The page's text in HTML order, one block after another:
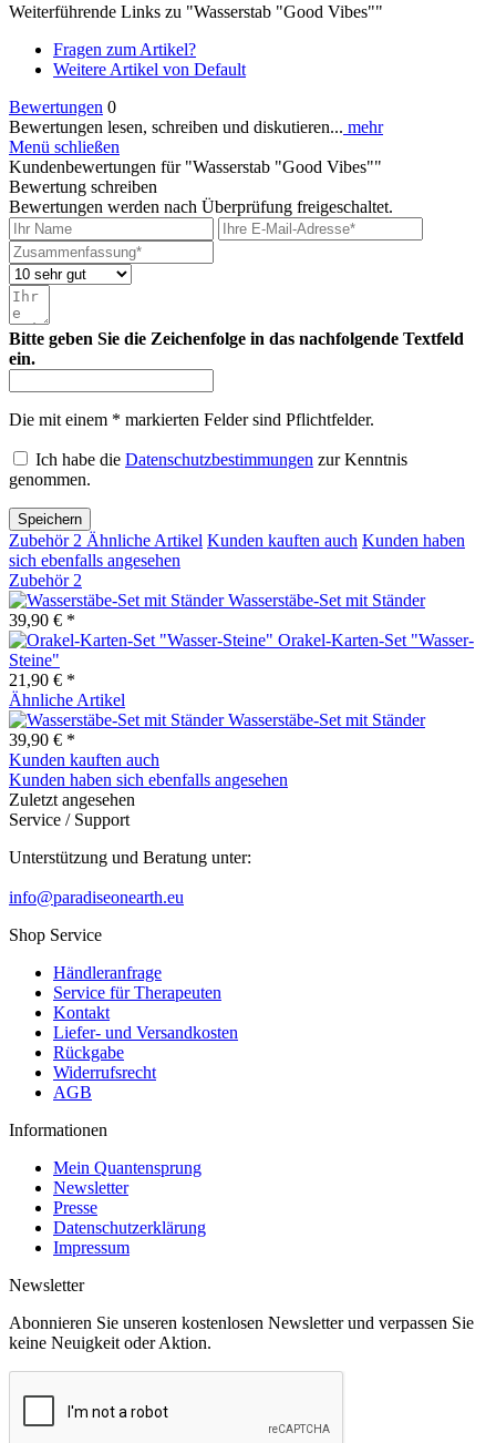
Weiterführende Links zu "Wasserstab "Good Vibes""
Fragen zum Artikel?
Weitere Artikel von Default
Bewertungen 0
Bewertungen lesen, schreiben und diskutieren... mehr
Menü schließen
Kundenbewertungen für "Wasserstab "Good Vibes""
Bewertung schreiben
Bewertungen werden nach Überprüfung freigeschaltet.
Bitte geben Sie die Zeichenfolge in das nachfolgende Textfeld
ein.
Die mit einem * markierten Felder sind Pflichtfelder.
Ich habe die Datenschutzbestimmungen zur Kenntnis
genommen.
Speichern
Zubehör 2 Ähnliche Artikel Kunden kauften auch Kunden haben
sich ebenfalls angesehen
Zubehör 2
Wasserstäbe-Set mit Ständer
39,90 € *
Orakel-Karten-Set "Wasser-
Steine"
21,90 € *
Ähnliche Artikel
Wasserstäbe-Set mit Ständer
39,90 € *
Kunden kauften auch
Kunden haben sich ebenfalls angesehen
Zuletzt angesehen
Service / Support
Unterstützung und Beratung unter:
info@paradiseonearth.eu
Shop Service
Händleranfrage
Service für Therapeuten
Kontakt
Liefer- und Versandkosten
Rückgabe
Widerrufsrecht
AGB
Informationen
Mein Quantensprung
Newsletter
Presse
Datenschutzerklärung
Impressum
Newsletter
Abonnieren Sie unseren kostenlosen Newsletter und verpassen Sie
keine Neuigkeit oder Aktion.